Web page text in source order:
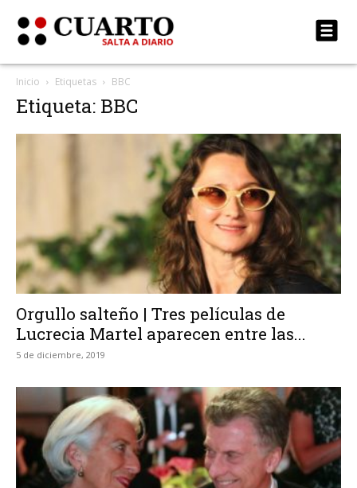
Inicio Etiquetas BBC
Etiqueta: BBC
Orgullo salteño | Tres películas de
Lucrecia Martel aparecen entre las...
5 de diciembre, 2019